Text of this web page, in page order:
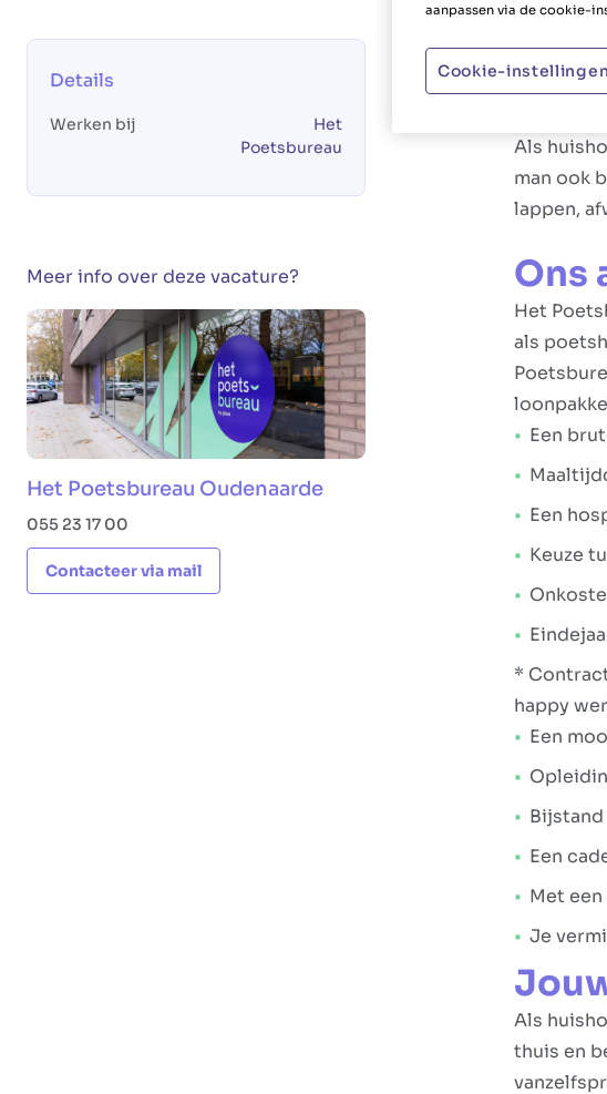
Details
Werken bij
Het
Poetsbureau
Meer info over deze vacature?
Het Poetsbureau Oudenaarde
055 23 17 00
Contacteer via mail
Als
man ook
lappen,
Ons
Het
als
Een
Een
Keuze
*
happy
Een
Een
Met
Je
Als
thuis en
aanpassen via de cookie-
Cookie-instellingen